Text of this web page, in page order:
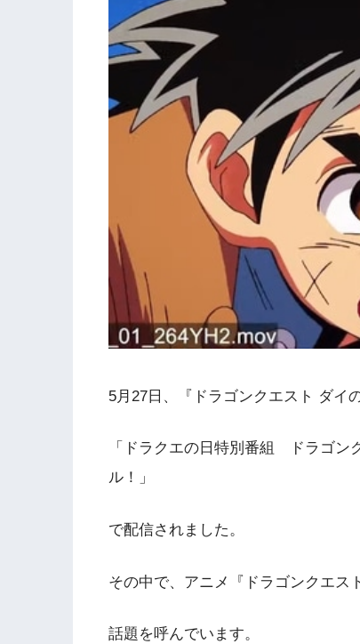
5月27日、『ドラゴンクエスト ダイ
「ドラクエの日特別番組 ドラゴ
ル！」
で配信されました。
その中で、アニメ『ドラゴンクエス
話題を呼んでいます。